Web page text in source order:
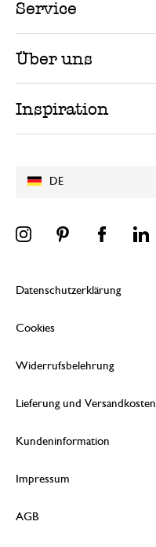
DE
Service
Über uns
Inspiration
Datenschutzerklärung
Cookies
Widerrufsbelehrung
Lieferung und Versandkosten
Kundeninformation
Impressum
AGB